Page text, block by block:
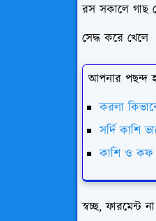
রস সকালে গাছ
সেদ্ধ করে খেলে
আপনার পছন্দ
করলা
সর্দি কাশি
কাশি ও কফ
স্বচ্ছ, ফারমেন্ট